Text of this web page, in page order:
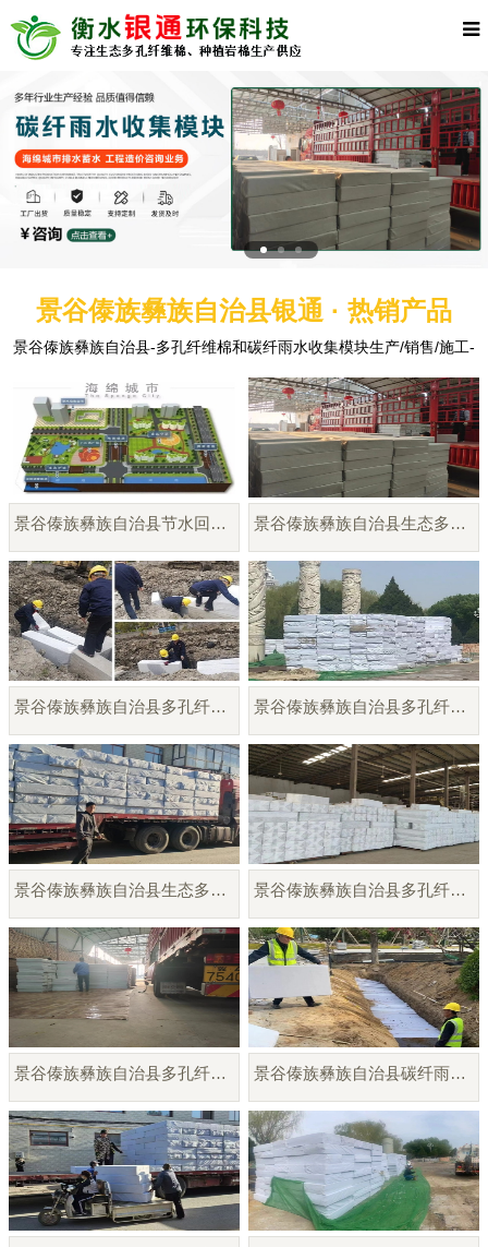
景谷傣族彝族自治县银通 · 热销产品
景谷傣族彝族自治县-多孔纤维棉和碳纤雨水收集模块生产/销售/施工-
景谷傣族彝族自治县节水回水利用系统 景谷傣族彝族自治县生态多孔纤维棉
景谷傣族彝族自治县多孔纤维棉生产供应 景谷傣族彝族自治县多孔纤维棉雨水调蓄模块
景谷傣族彝族自治县生态多孔纤维棉模块厂家 景谷傣族彝族自治县多孔纤维棉模块供应
景谷傣族彝族自治县多孔纤维棉模块厂家直销 景谷傣族彝族自治县碳纤雨水收集模块